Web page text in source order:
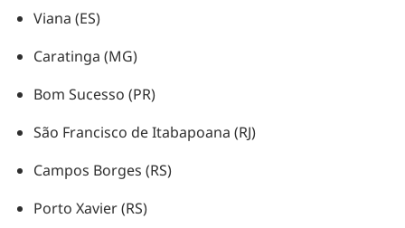
Viana (ES)
Caratinga (MG)
Bom Sucesso (PR)
São Francisco de Itabapoana (RJ)
Campos Borges (RS)
Porto Xavier (RS)